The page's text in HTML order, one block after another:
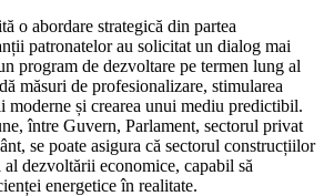
o abordare strategică din partea
patronatelor au solicitat un dialog mai
program de dezvoltare pe termen lung al
măsuri de profesionalizare, stimularea
și crearea unui mediu predictibil.
între Guvern, Parlament, sectorul privat
se poate asigura că sectorul construcțiilor
dezvoltării economice, capabil să
energetice în realitate.